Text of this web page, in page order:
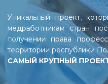
Уникальный проект,
медработникам стран
получении права
территории республики
САМЫЙ КРУПНЫЙ